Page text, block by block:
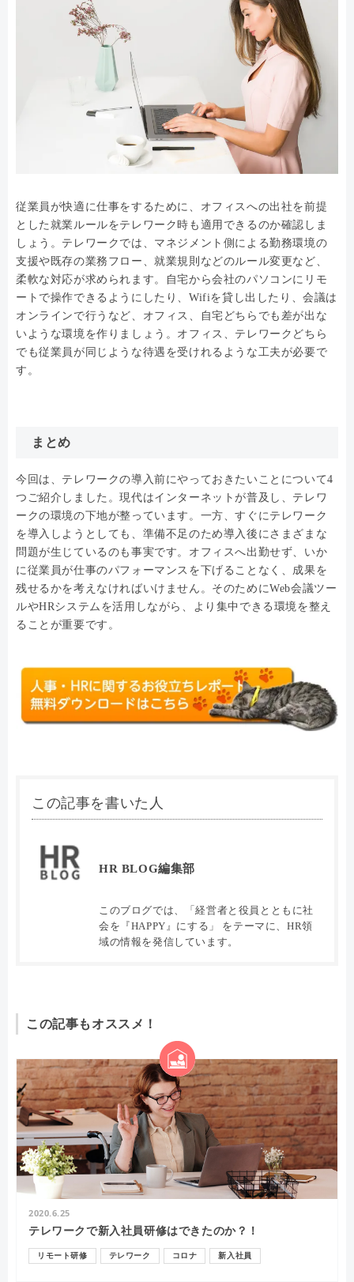
従業員が快適に仕事をするために、オフィスへの出社を前提
とした就業ルールをテレワーク時も適用できるのか確認しま
しょう。テレワークでは、マネジメント側による勤務環境の
支援や既存の業務フロー、就業規則などのルール変更など、
柔軟な対応が求められます。自宅から会社のパソコンにリモ
ートで操作できるようにしたり、Wifiを貸し出したり、会議は
オンラインで行うなど、オフィス、自宅どちらでも差が出な
いような環境を作りましょう。オフィス、テレワークどちら
でも従業員が同じような待遇を受けれるような工夫が必要で
す。
まとめ
今回は、テレワークの導入前にやっておきたいことについて4
つご紹介しました。現代はインターネットが普及し、テレワ
ークの環境の下地が整っています。一方、すぐにテレワーク
を導入しようとしても、準備不足のため導入後にさまざまな
問題が生じているのも事実です。オフィスへ出勤せず、いか
に従業員が仕事のパフォーマンスを下げることなく、成果を
残せるかを考えなければいけません。そのためにWeb会議ツー
ルやHRシステムを活用しながら、より集中できる環境を整え
ることが重要です。
この記事を書いた人
HR BLOG編集部
このブログでは、「経営者と役員とともに社
会を『HAPPY』にする」 をテーマに、HR領
域の情報を発信しています。
この記事もオススメ！
2020.6.25
テレワークで新入社員研修はできたのか？！
リモート研修 テレワーク コロナ 新入社員